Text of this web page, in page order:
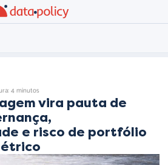
4 minutos
vira pauta de
e risco de portfólio